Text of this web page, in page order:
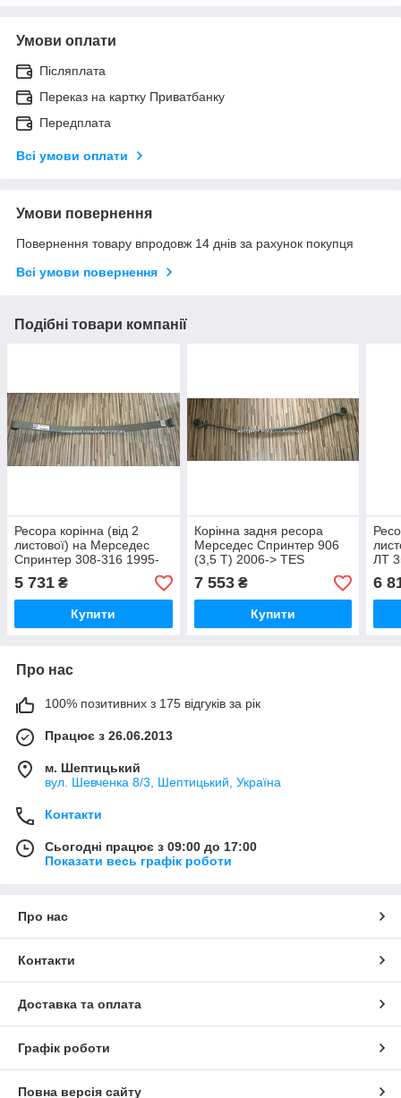
Умови оплати
Післяплата
Переказ на картку Приватбанку
Передплата
Всі умови оплати
Умови повернення
Повернення товару впродовж 14 днів за рахунок покупця
Всі умови повернення
Подібні товари компанії
Ресора корінна (від 2
листової) на Мерседес
Спринтер 308-316 1995-
2006 TES (Польща)
3371500119
5 731 ₴
Купити
Корінна задня ресора
Мерседес Спринтер 906
(3,5 Т) 2006-> TES
(Польща)
90632018060019
7 553₴
Купити
ЛТ
6
Про нас
100% позитивних з 175 відгуків за рік
Працює з 26.06.2013
м. Шептицький
вул. Шевченка 8/3, Шептицький, Україна
Контакти
Сьогодні працює з 09:00 до 17:00
Показати весь графік роботи
Про нас
Контакти
Доставка та оплата
Графік роботи
Повна версія сайту